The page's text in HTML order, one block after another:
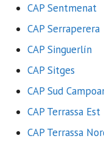
CAP Sentmenat
CAP Serraperera
CAP Singuerlín
CAP Sitges
CAP Sud
CAP Terrassa Est
CAP Terrassa